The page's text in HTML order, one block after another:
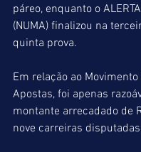
páreo, enquanto o
(NUMA) finalizou na
quinta prova.
Em relação ao Movimento
Apostas, foi apenas
montante arrecadado de
nove carreiras